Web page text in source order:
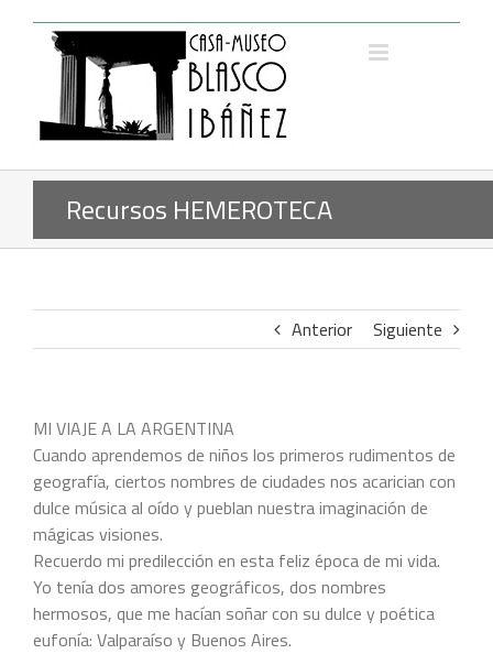
contenido
Recursos HEMEROTECA
Anterior Siguiente
MI VIAJE A LA ARGENTINA
Cuando aprendemos de niños los primeros rudimentos de
geografía, ciertos nombres de ciudades nos acarician con
dulce música al oído y pueblan nuestra imaginación de
mágicas visiones.
Recuerdo mi predilección en esta feliz época de mi vida.
Yo tenía dos amores geográficos, dos nombres
hermosos, que me hacían soñar con su dulce y poética
eufonía: Valparaíso y Buenos Aires.